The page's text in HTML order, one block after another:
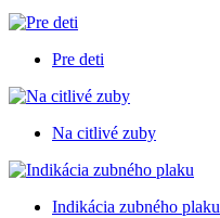
Pre deti
Na citlivé zuby
Indikácia zubného plaku